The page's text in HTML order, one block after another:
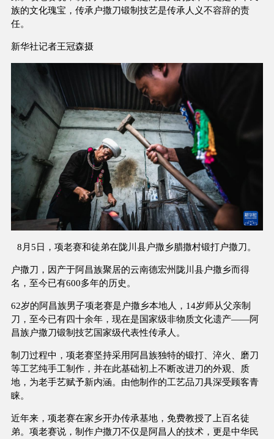
族的文化瑰宝，传承户撒刀锻制技艺是传承人义不容辞的责
任。
新华社记者王冠森摄
8月5日，项老赛和徒弟在陇川县户撒乡腊撒村锻打户撒刀。
户撒刀，因产于阿昌族聚居的云南德宏州陇川县户撒乡而得
名，至今已有600多年的历史。
62岁的阿昌族男子项老赛是户撒乡本地人，14岁师从父亲制
刀，至今已有四十余年，现在是国家级非物质文化遗产——阿
昌族户撒刀锻制技艺国家级代表性传承人。
制刀过程中，项老赛坚持采用阿昌族独特的锻打、淬火、磨刀
等工艺纯手工制作，并在此基础初上不断改进刀的外观、质
地，为老手艺赋予新内涵。由他制作的工艺品刀具深受顾客青
睐。
近年来，项老赛在家乡开办传承基地，免费教授了上百名徒
弟。项老赛说，制作户撒刀不仅是阿昌人的技术，更是中华民